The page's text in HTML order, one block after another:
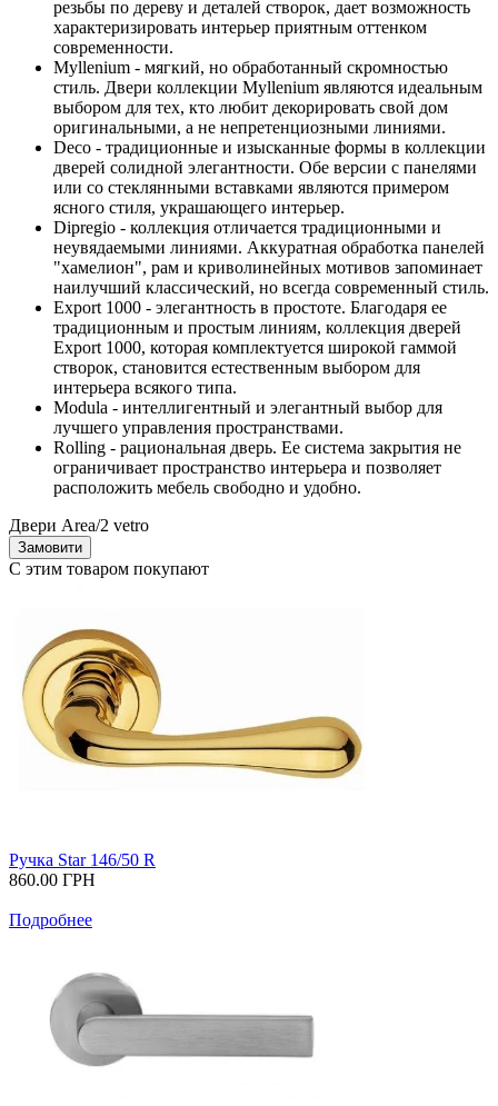
резьбы по дереву и деталей створок, дает возможность
характеризировать интерьер приятным оттенком
современности.
Myllenium - мягкий, но обработанный скромностью
стиль. Двери коллекции Myllenium являются идеальным
выбором для тех, кто любит декорировать свой дом
оригинальными, а не непретенциозными линиями.
Deco - традиционные и изысканные формы в коллекции
дверей солидной элегантности. Обе версии с панелями
или со стеклянными вставками являются примером
ясного стиля, украшающего интерьер.
Dipregio - коллекция отличается традиционными и
неувядаемыми линиями. Аккуратная обработка панелей
"хамелион", рам и криволинейных мотивов запоминает
наилучший классический, но всегда современный стиль.
Export 1000 - элегантность в простоте. Благодаря ее
традиционным и простым линиям, коллекция дверей
Export 1000, которая комплектуется широкой гаммой
створок, становится естественным выбором для
интерьера всякого типа.
Modula - интеллигентный и элегантный выбор для
лучшего управления пространствами.
Rolling - рациональная дверь. Ее система закрытия не
ограничивает пространство интерьера и позволяет
расположить мебель свободно и удобно.
Двери Area/2 vetro
Замовити
С этим товаром покупают
Ручка Star 146/50 R
860.00 ГРН
Подробнее